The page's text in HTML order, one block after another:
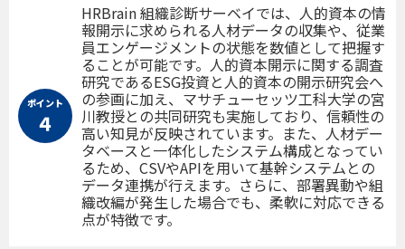
ポイント
４
HRBrain 組織診断サーベイでは、人的資本の情
報開示に求められる人材データの収集や、従業
員エンゲージメントの状態を数値として把握す
ることが可能です。人的資本開示に関する調査
研究であるESG投資と人的資本の開示研究会へ
の参画に加え、マサチューセッツ工科大学の宮
川教授との共同研究も実施しており、信頼性の
高い知見が反映されています。また、人材デー
タベースと一体化したシステム構成となってい
るため、CSVやAPIを用いて基幹システムとの
データ連携が行えます。さらに、部署異動や組
織改編が発生した場合でも、柔軟に対応できる
点が特徴です。